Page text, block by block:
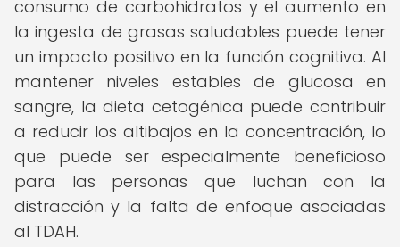
consumo de carbohidratos y el aumento en
la ingesta de grasas saludables puede tener
un impacto positivo en la función cognitiva. Al
mantener niveles estables de glucosa en
sangre, la dieta cetogénica puede contribuir
a reducir los altibajos en la concentración, lo
que puede ser especialmente beneficioso
para las personas que luchan con la
distracción y la falta de enfoque asociadas
al TDAH.